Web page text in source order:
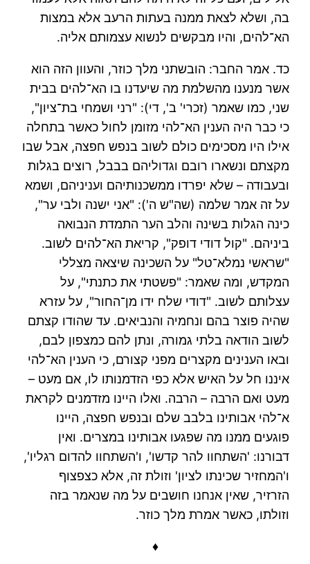
בה, ושלא לצאת ממנה בעתות הרעב אלא במצות
הא־להים, והיו מבקשים לנשוא עצמותם אליה.
כד. אמר החבר: הובשתני מלך כוזר, והעוון הזה הוא
אשר מנענו מהשלמת מה שיעדנו בו הא־להים בבית
שני, כמו שאמר (זכרי' ב', די): "רני ושמחי בת־ציון",
כי כבר היה הענין הא־להי מזומן לחול כאשר בתחלה
אילו היו מסכימים כולם לשוב בנפש חפצה, אבל שבו
מקצתם ונשארו רובם וגדוליהם בבבל, רוצים בגלות
ובעבודה – שלא יפרדו ממשכנותיהם ועניניהם, ושמא
על זה אמר שלמה (שה"ש ה'): "אני ישנה ולבי ער",
כינה הגלות בשינה והלב הער התמדת הנבואה
ביניהם. "קול דודי דופק", קריאת הא־להים לשוב.
"שראשי נמלא־טל" על השכינה שיצאה מצללי
המקדש, ומה שאמר: "פשטתי את כתנתי", על
עצלותם לשוב. "דודי שלח ידו מן־החור", על עזרא
שהיה פוצר בהם ונחמיה והנביאים. עד שהודו קצתם
לשוב הודאה בלתי גמורה, ונתן להם כמצפון לבם,
ובאו הענינים מקצרים מפני קצורם, כי הענין הא־להי
איננו חל על האיש אלא כפי הזדמנותו לו, אם מעט –
מעט ואם הרבה – הרבה. ואלו היינו מזדמנים לקראת
א־להי אבותינו בלבב שלם ובנפש חפצה, היינו
פוגעים ממנו מה שפגעו אבותינו במצרים. ואין
דבורנו: 'השתחוו להר קדשו', ו'השתחוו להדום רגליו',
ו'המחזיר שכינתו לציון' וזולת זה, אלא כצפצוף
הזרזיר, שאין אנחנו חושבים על מה שנאמר בזה
וזולתו, כאשר אמרת מלך כוזר.
♦